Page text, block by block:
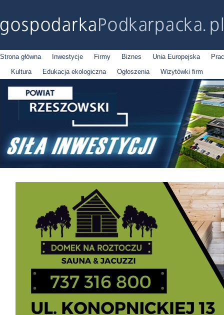
Strona główna Inwestycje Firmy Biznes Unia Europejska
Kultura
Edukacja ekologiczna Ogłoszenia Wizytówki firm